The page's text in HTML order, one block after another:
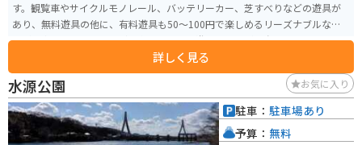
す。観覧車やサイクルモノレール、バッテリーカー、芝すべりなどの遊具が
あり、無料遊具の他に、有料遊具も50〜100円で楽しめるリーズナブルな遊
具が豊富にあります。子ども向けの小さな遊園地ですが、春になると川沿い
に桜が咲き、老若男女楽しめるお花見スポットです。豊かな自然が存分に楽し
める公園で、安城市の南東部、名鉄西尾線「堀内公園駅」で下車してすぐの
場所に位置しています。駐車場も400台ほどあります。
詳しく見る
水源公園 お気に入り
駐車： 駐車場あり
予算： 無料